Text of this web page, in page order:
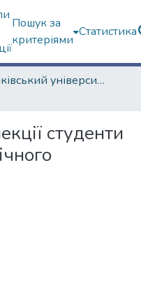
Пошук за
критеріями
Статистика
2. Харківський університет у фотографіях
студенти